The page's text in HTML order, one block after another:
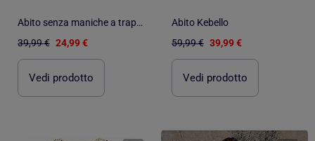
Abito senza maniche a trapezio con fiori ricamati
39,99 € 24,99 €
Vedi prodotto
Abito Kebello
59,99 € 39,99 €
Vedi prodotto